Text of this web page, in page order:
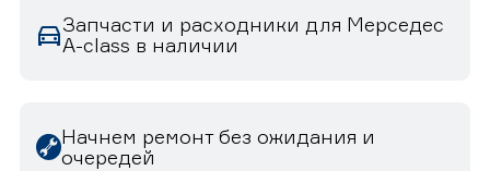
Запчасти и расходники для Мерседес
A-class в наличии
Начнем ремонт без ожидания и
очередей